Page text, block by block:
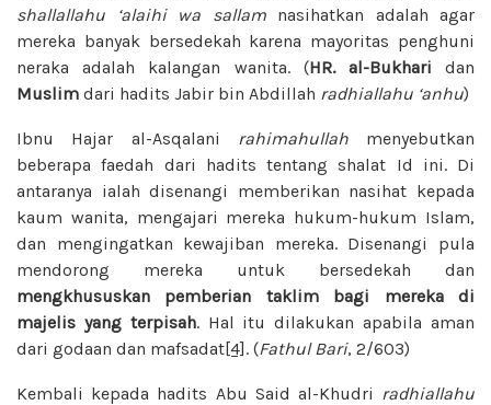
shallallahu ‘alaihi wa sallamnasihatkan adalah agar
mereka banyak bersedekah karena mayoritas penghuni
neraka adalah kalangan wanita. (HR. al-Bukharidan
Muslim dari hadits Jabir bin Abdillah radhiallahu ‘anhu)
Ibnu Hajar al-Asqalani rahimahullahmenyebutkan
beberapa faedah dari hadits tentang shalat Id ini. Di
antaranya ialah disenangi memberikan nasihat kepada
kaum wanita, mengajari mereka hukum-hukum Islam,
dan mengingatkan kewajiban mereka. Disenangi pula
mendorong mereka untuk bersedekah dan
mengkhususkan pemberian
taklim bagi mereka di
majelis yang terpisah. Hal itu dilakukan apabila aman
dari godaan dan mafsadat[4]. (Fathul Bari, 2/603)
Kembali kepada hadits Abu Said al-Khudri radhiallahu